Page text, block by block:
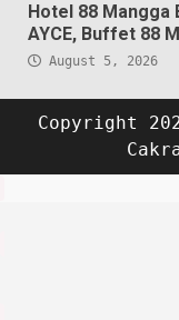
Hotel 88 Mangga
AYCE, Buffet 88
August 5, 2026
Copyright